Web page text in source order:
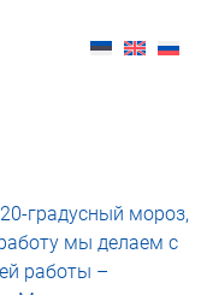
градусный мороз,
мы делаем с
работы –